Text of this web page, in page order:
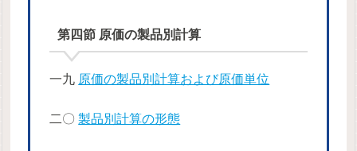
第四節 原価の製品別計算
一九 原価の製品別計算および原価単位
二〇製品別計算の形態